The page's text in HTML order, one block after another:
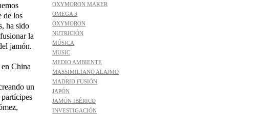
de los
ha sido
la
jamón.
China
un
OXYMORON MAKER
OMEGA 3
OXYMORON
NUTRICIÓN
MÚSICA
MUSIC
MEDIO AMBIENTE
MASSIMILIANO ALAJMO
MADRID FUSIÓN
JAPÓN
JAMÓN IBÉRICO
INVESTIGACIÓN